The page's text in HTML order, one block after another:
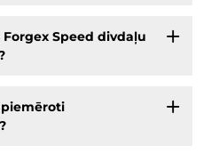
Speed divdaļu